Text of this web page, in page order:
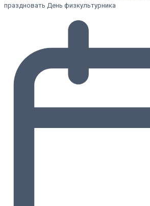
праздновать День физкультурника